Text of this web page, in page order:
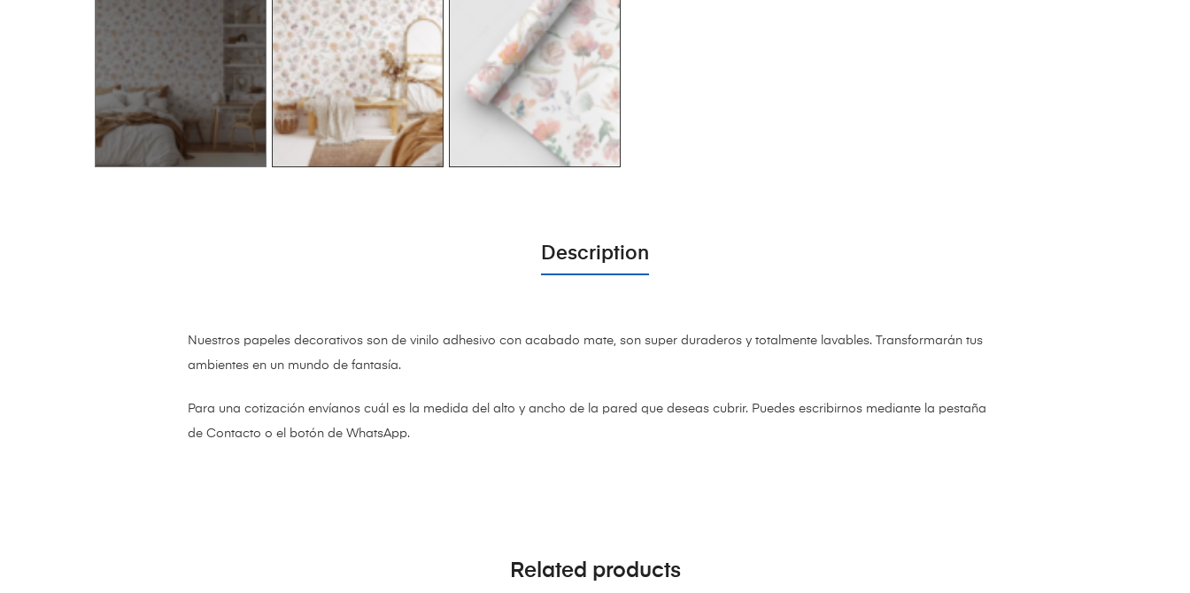
Description
Nuestros papeles decorativos son de vinilo adhesivo con acabado mate, son super duraderos y totalmente lavables. Transformarán tus
ambientes en un mundo de fantasía.
Para una cotización envíanos cuál es la medida del alto y ancho de la pared que deseas cubrir. Puedes escribirnos mediante la pestaña
de Contacto o el botón de WhatsApp.
Related products